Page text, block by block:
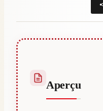
Aperçu